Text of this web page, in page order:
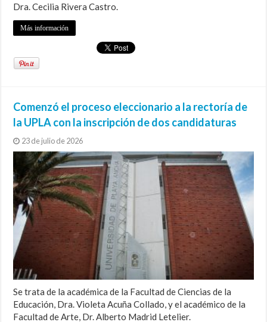
Dra. Cecilia Rivera Castro.
Más información
Comenzó el proceso eleccionario a la rectoría de
la UPLA con la inscripción de dos candidaturas
23 de julio de 2026
Se trata de la académica de la Facultad de Ciencias de la
Educación, Dra. Violeta Acuña Collado, y el académico de la
Facultad de Arte, Dr. Alberto Madrid Letelier.